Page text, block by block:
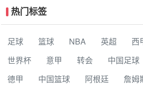
热门标签
足球 篮球 NBA 英超 西
世界杯
意甲 转会 中国足球
德甲
中国篮球 阿根廷 詹姆